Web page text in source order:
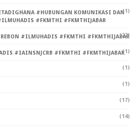
#HUBUNGAN KOMUNIKASI DAN
#FKMTHI #FKMTHIJABAR
(1)
#ILMUHADIS #FKMTHI #FKMTHIJABAR
(22)
#IAINSNJCRB #FKMTHI #FKMTHIJABAR(1)
(1)
(1)
(17)
(14)